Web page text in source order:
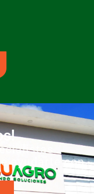
ayudarte con